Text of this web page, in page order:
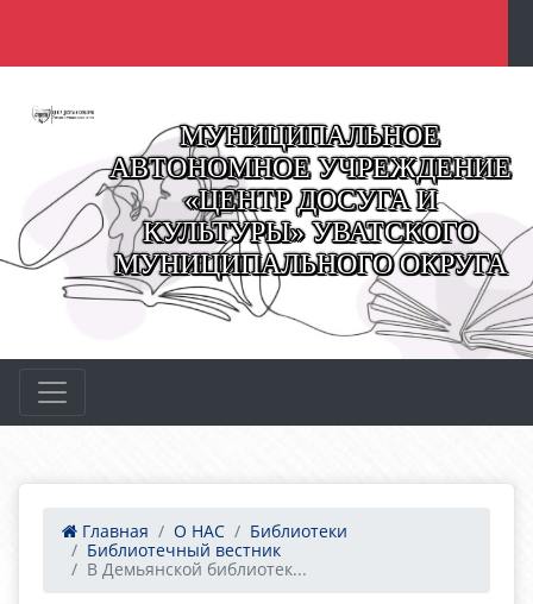
МУНИЦИПАЛЬНОЕ
АВТОНОМНОЕ УЧРЕЖДЕНИЕ
«ЦЕНТР ДОСУГА И
КУЛЬТУРЫ» УВАТСКОГО
МУНИЦИПАЛЬНОГО ОКРУГА
Главная О НАС
Библиотеки
Библиотечный вестник
В Демьянской библиотек...